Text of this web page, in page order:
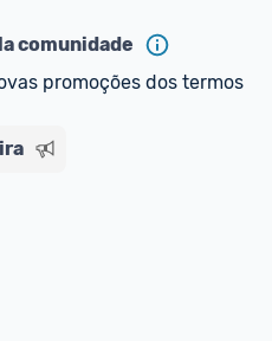
pode contar ajuda da
ou acionar os
Fale com o Promobit.
comunidade
promoções dos termos